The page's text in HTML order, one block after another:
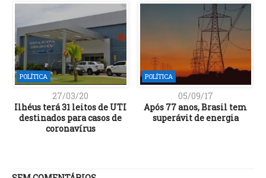
POLÍTICA
27/03/20
Ilhéus terá 31 leitos de UTI
destinados para casos de
coronavírus
POLÍTICA
05/09/17
Após 77 anos, Brasil tem
superávit de energia